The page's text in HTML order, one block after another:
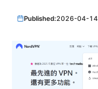
Published:2026-04-14